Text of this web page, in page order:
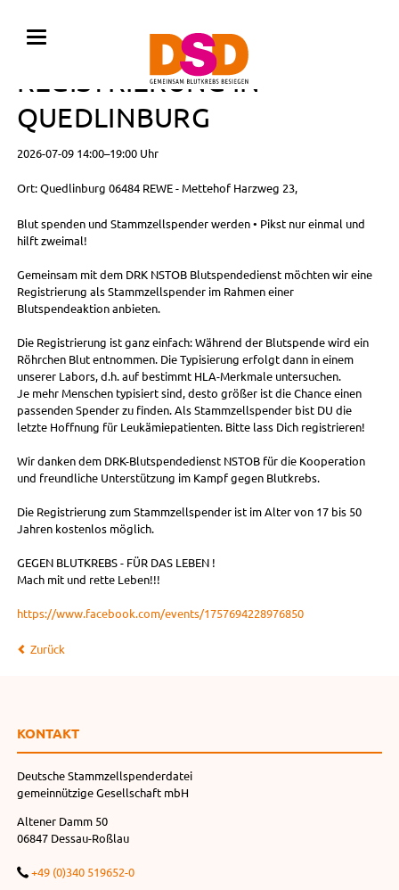
BLUTSPENDE MIT
REGISTRIERUNG IN
QUEDLINBURG
2026-07-09 14:00–19:00 Uhr
Ort: Quedlinburg 06484 REWE - Mettehof Harzweg 23,
Blut spenden und Stammzellspender werden • Pikst nur einmal und
hilft zweimal!
Gemeinsam mit dem DRK NSTOB Blutspendedienst möchten wir eine
Registrierung als Stammzellspender im Rahmen einer
Blutspendeaktion anbieten.
Die Registrierung ist ganz einfach: Während der Blutspende wird ein
Röhrchen Blut entnommen. Die Typisierung erfolgt dann in einem
unserer Labors, d.h. auf bestimmt HLA-Merkmale untersuchen.
Je mehr Menschen typisiert sind, desto größer ist die Chance einen
passenden Spender zu finden. Als Stammzellspender bist DU die
letzte Hoffnung für Leukämiepatienten. Bitte lass Dich registrieren!
Wir danken dem DRK-Blutspendedienst NSTOB für die Kooperation
und freundliche Unterstützung im Kampf gegen Blutkrebs.
Die Registrierung zum Stammzellspender ist im Alter von 17 bis 50
Jahren kostenlos möglich.
GEGEN BLUTKREBS - FÜR DAS LEBEN !
Mach mit und rette Leben!!!
https://www.facebook.com/events/1757694228976850
Zurück
KONTAKT
Deutsche Stammzellspenderdatei
gemeinnützige Gesellschaft mbH
Altener Damm 50
06847 Dessau-Roßlau
+49 (0)340 519652-0